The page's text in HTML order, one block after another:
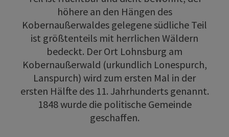
höhere an den Hängen des
Kobernaußerwaldes gelegene südliche Teil
ist größtenteils mit herrlichen Wäldern
bedeckt. Der Ort Lohnsburg am
Kobernaußerwald (urkundlich Lonespurch,
Lanspurch) wird zum ersten Mal in der
ersten Hälfte des 11. Jahrhunderts genannt.
1848 wurde die politische Gemeinde
geschaffen.